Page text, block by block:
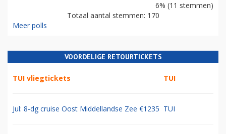
6% (11 stemmen)
Totaal aantal stemmen: 170
Meer polls
VOORDELIGE RETOURTICKETS
TUI vliegtickets TUI
Jul: 8-dg cruise Oost Middellandse Zee €1235 TUI